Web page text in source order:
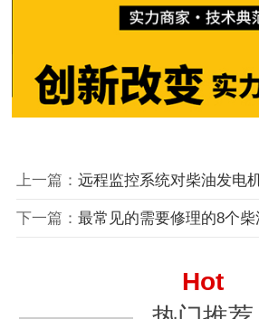
上一篇： 远程监控系统对柴油发电机组而言有哪些
下一篇： 最常见的需要修理的8个柴油
Hot